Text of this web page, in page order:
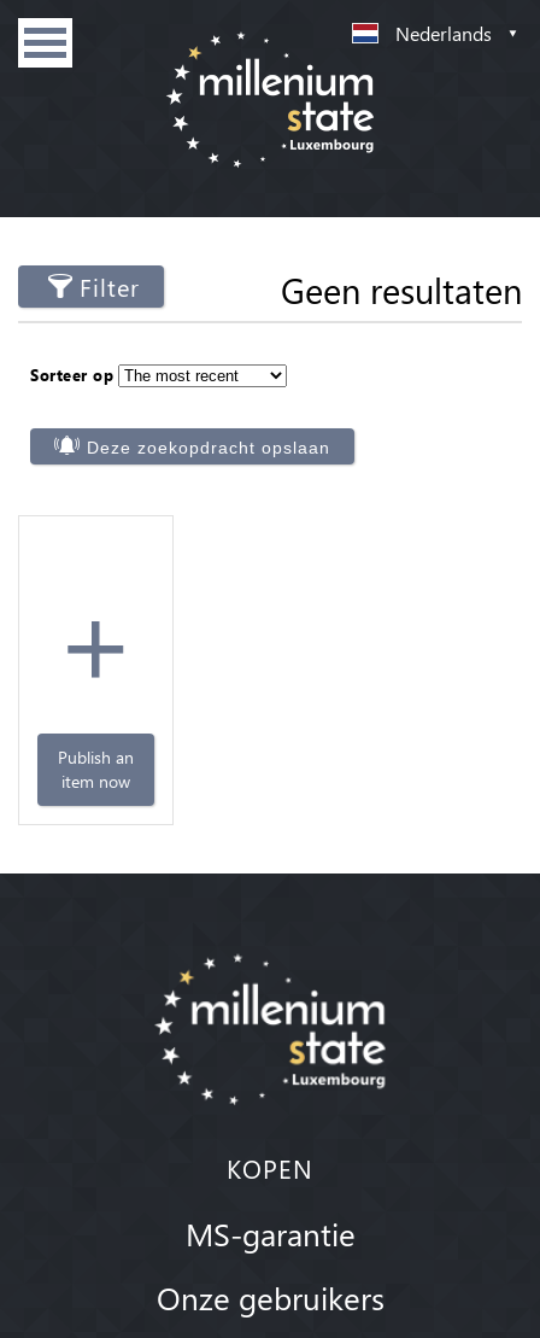
Nederlands
Filter Geen resultaten
Sorteer op
Deze zoekopdracht opslaan
+
Publish an
item now
KOPEN
MS-garantie
Onze gebruikers